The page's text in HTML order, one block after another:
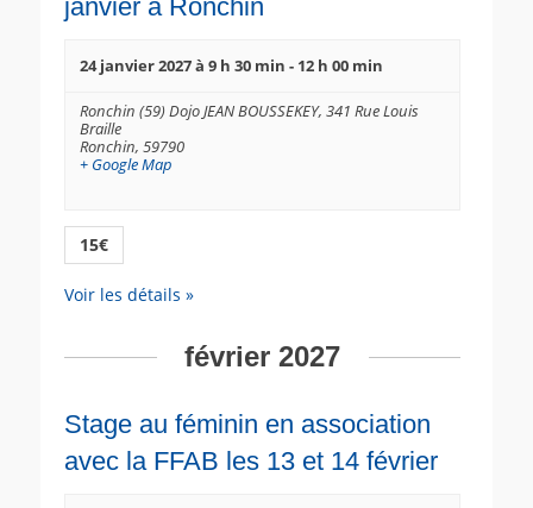
janvier à Ronchin
24 janvier 2027 à 9 h 30 min - 12 h 00 min
Ronchin (59) Dojo JEAN BOUSSEKEY, 341 Rue Louis
Braille
Ronchin, 59790
+ Google Map
15€
Voir les détails »
février 2027
Stage au féminin en association
avec la FFAB les 13 et 14 février